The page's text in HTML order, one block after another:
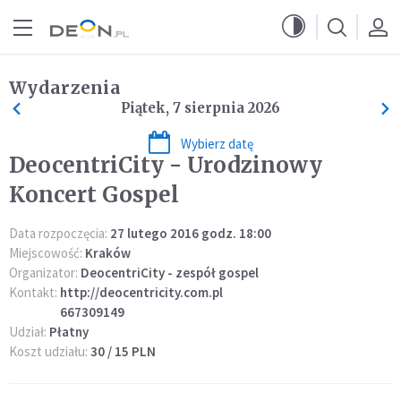
Wydarzenia
Piątek, 7 sierpnia 2026
Wybierz datę
DeocentriCity - Urodzinowy
Koncert Gospel
Data rozpoczęcia: 27 lutego 2016 godz. 18:00
Miejscowość: Kraków
Organizator: DeocentriCity - zespół gospel
Kontakt: http://deocentricity.com.pl
667309149
Udział: Płatny
Koszt udziału: 30 / 15 PLN